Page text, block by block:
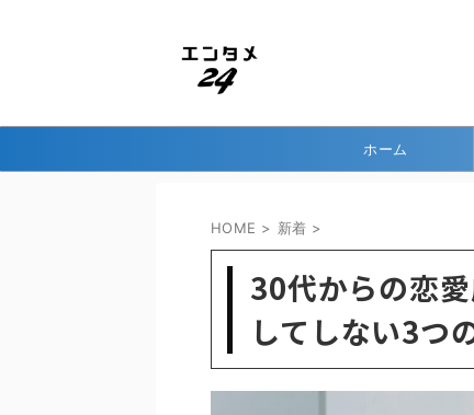
ホーム
HOME > 新着 >
30代からの恋
してしない3つ